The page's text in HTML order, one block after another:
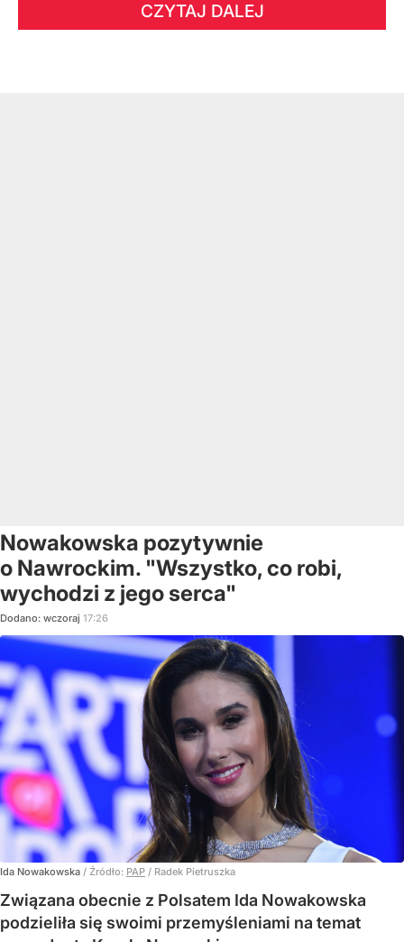
CZYTAJ DALEJ
Nowakowska pozytywnie
o Nawrockim. "Wszystko, co robi,
wychodzi z jego serca"
Dodano: wczoraj 17:26
Ida Nowakowska / Źródło: PAP / Radek Pietruszka
Związana obecnie z Polsatem Ida Nowakowska
podzieliła się swoimi przemyśleniami na temat